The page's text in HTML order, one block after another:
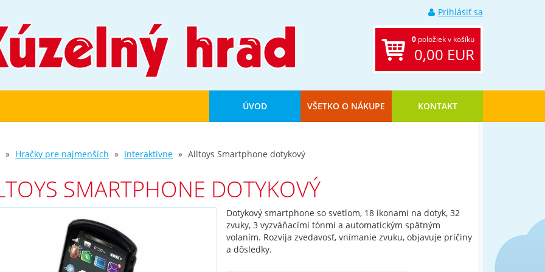
Prihlásiť sa
0 položiek v košíku
0,00 EUR
ÚVOD VŠETKO O NÁKUPE KONTAKT
Hračky pre najmenších Interaktivne Alltoys Smartphone dotykový
SMARTPHONE DOTYKOVÝ
Dotykový smartphone so svetlom, 18 ikonami na dotyk, 32
zvuky, 3 vyzváňacími tónmi a automatickým spätným
volaním. Rozvíja zvedavosť, vnímanie zvuku, objavuje príčiny
a dôsledky.